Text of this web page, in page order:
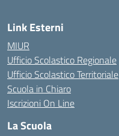
Link Esterni
MIUR
Ufficio Scolastico Regionale
Ufficio Scolastico Territoriale
Scuola in Chiaro
Iscrizioni On Line
La Scuola